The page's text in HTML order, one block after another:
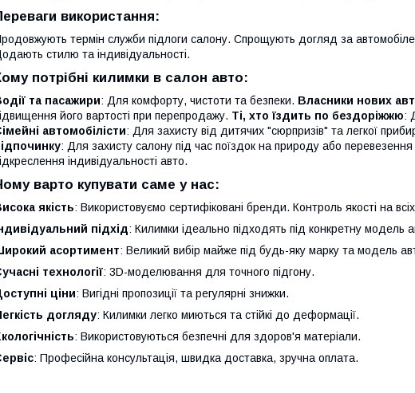
використання:
термін служби підлоги салону. Спрощують догляд за
стилю та індивідуальності.
потрібні килимки в салон авто:
та пасажири: Для комфорту, чистоти та безпеки. Власники нових
його вартості при перепродажу. Ті, хто їздить по бездоріжжю:
автомобілісти: Для захисту від дитячих "сюрпризів" та легкої
: Для захисту салону під час поїздок на природу або
індивідуальності авто.
варто купувати саме у нас:
якість: Використовуємо сертифіковані бренди. Контроль якості на
підхід: Килимки ідеально підходять під конкретну модель
асортимент: Великий вибір майже під будь-яку марку та модель
технології: 3D-моделювання для точного підгону.
ціни: Вигідні пропозиції та регулярні знижки.
догляду: Килимки легко миються та стійкі до деформації.
: Використовуються безпечні для здоров'я матеріали.
: Професійна консультація, швидка доставка, зручна оплата.